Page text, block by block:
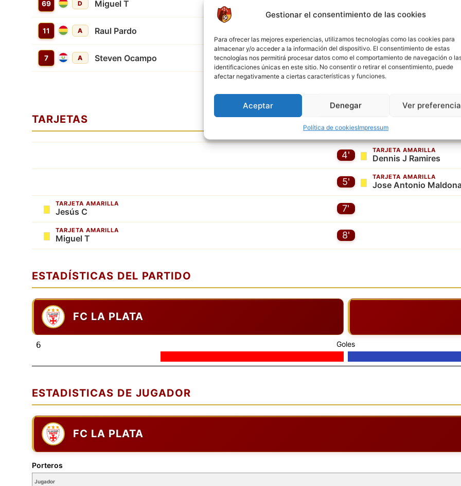
Gestionar el consentimiento de las cookies
Para ofrecer las mejores experiencias, utilizamos tecnologías como las cookies para
almacenar y/o acceder a la información del dispositivo. El consentimiento de estas
tecnologías nos permitirá procesar datos como el comportamiento de navegación o
identificaciones únicas en este sitio. No consentir o retirar el consentimiento, puede
afectar negativamente a ciertas características y funciones.
Aceptar Denegar Ver
Política de cookiesImpressum
69 D Miguel T
11 A Raul Pardo
7 A Steven Ocampo 4' 5'
TARJETAS
4' TARJETA AMARILLA
Dennis J Ramires
5' TARJETA AMARILLA
Jose Antonio
TARJETA AMARILLA
Jesús C 7'
TARJETA AMARILLA
Miguel T 8'
ESTADÍSTICAS DEL PARTIDO
FC LA PLATA
6 Goles
ESTADISTICAS DE JUGADOR
FC LA PLATA
Jugador
Porteros